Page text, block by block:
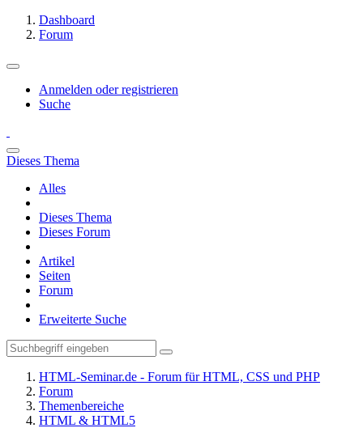
Dashboard
Forum
Anmelden oder registrieren
Suche
Dieses Thema
Alles
Dieses Thema
Dieses Forum
Artikel
Seiten
Forum
Erweiterte Suche
HTML-Seminar.de - Forum für HTML, CSS und PHP
Forum
Themenbereiche
HTML & HTML5